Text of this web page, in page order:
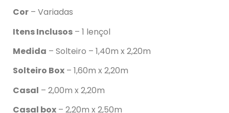
Cor – Variadas
Itens Inclusos – 1 lençol
Medida – Solteiro – 1,40m x 2,20m
Solteiro Box – 1,60m x 2,20m
Casal – 2,00m x 2,20m
Casal box – 2,20m x 2,50m